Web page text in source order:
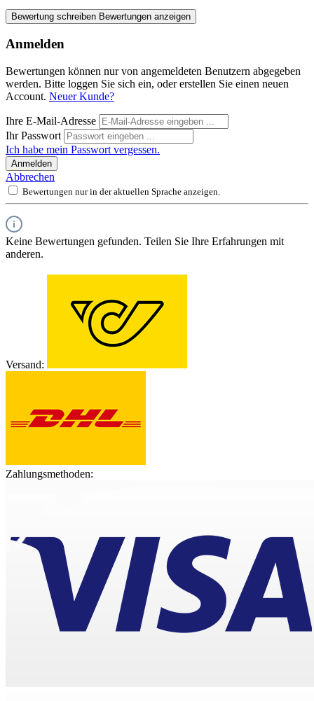
Bewertung schreiben Bewertungen anzeigen
Anmelden
Bewertungen können nur von angemeldeten Benutzern abgegeben
werden. Bitte loggen Sie sich ein, oder erstellen Sie einen neuen
Account. Neuer Kunde?
Ihre E-Mail-Adresse
Ihr Passwort
Ich habe mein Passwort vergessen.
Anmelden
Abbrechen
Bewertungen nur in der aktuellen Sprache anzeigen.
Keine Bewertungen gefunden. Teilen Sie Ihre Erfahrungen mit
anderen.
Versand:
Zahlungsmethoden: